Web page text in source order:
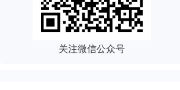
关注微信公众号